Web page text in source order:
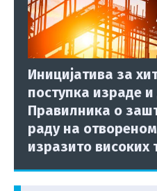
Иницијатива за
поступка израде
Правилника о
раду на
изразито високих